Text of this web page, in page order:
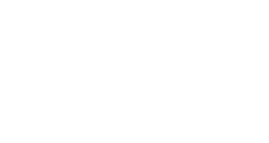
(CT)
vétérinaires
des rayons X et en radiologie interventionnelle